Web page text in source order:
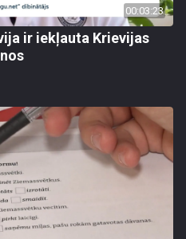
00:03:23
ir iekļauta Krievijas